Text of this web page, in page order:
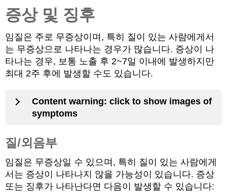
증상 및 징후
임질은 주로 무증상이며, 특히 질이 있는 사람에게서
는 무증상으로 나타나는 경우가 많습니다. 증상이 나
타나는 경우, 보통 노출 후 2~7일 이내에 발생하지만
최대 2주 후에 발생할 수도 있습니다.
Content warning: click to show images of
symptoms
질/외음부
임질은 무증상일 수 있으며, 특히 질이 있는 사람에게
서는 증상이 나타나지 않을 가능성이 있습니다. 증상
또는 징후가 나타난다면 다음이 발생할 수 있습니다: